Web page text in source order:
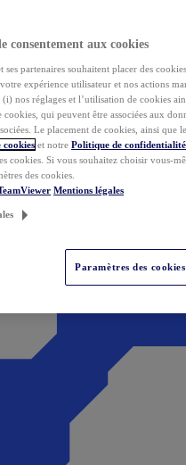
consentement aux cookies
ses partenaires souhaitent placer des
expérience utilisateur et nos actions
(i) nos réglages et l’utilisation de cookies
cookies, qui peuvent être associées aux
Le placement de cookies, ainsi que
cookies et notre Politique de confidentialité
cookies. Si vous souhaitez choisir vous-
des cookies.
Mentions légales
Paramètres des cookies